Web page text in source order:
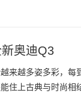
奥迪Q3
来越多姿多彩，
住上古典与时尚